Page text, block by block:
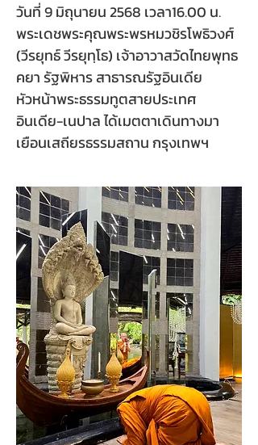
วันที่ 9 มิถุนายน 2568 เวลา16.00 น.
พระเดชพระคุณพระพรหมวชิรโพธิวงศ์
(วีรยุทธ์ วีรยุทฺโธ) เจ้าอาวาสวัดไทยพุทธ
คยา รัฐพิหาร สาธารณรัฐอินเดีย
หัวหน้าพระธรรมทูตสายประเทศ
อินเดีย-เนปาล ได้เมตตาเดินทางมา
เยือนเสถียรธรรมสถาน กรุงเทพฯ